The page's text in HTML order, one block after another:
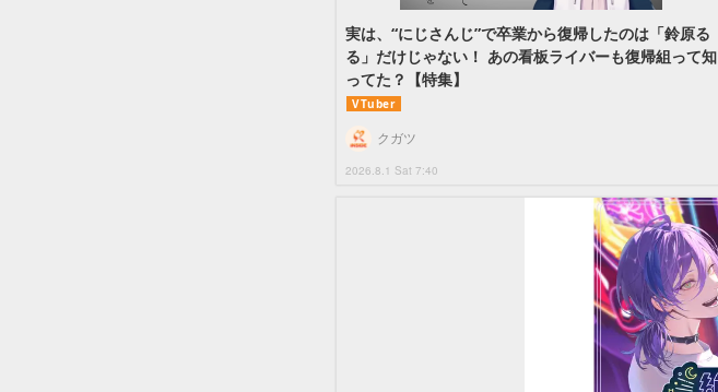
実は、“にじさんじ”で卒業から復帰したのは「鈴原る
る」だけじゃない！ あの看板ライバーも復帰組って知
ってた？【特集】
VTuber
2026.8.1 Sat 7:40
クガツ